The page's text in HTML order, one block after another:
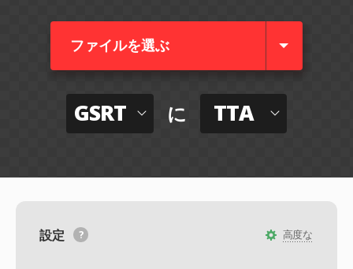
ファイルを選ぶ
GSRT に TTA
高度な
設定